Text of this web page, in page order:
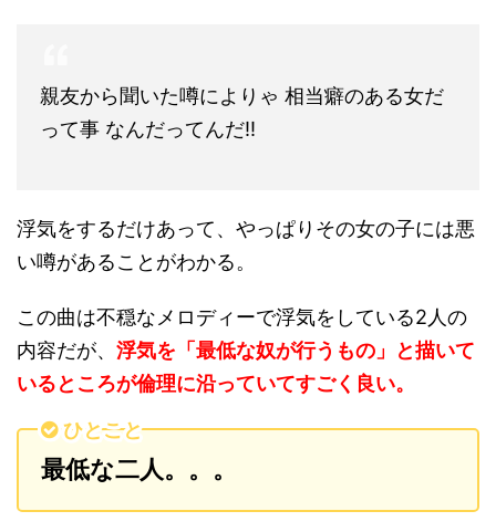
親友から聞いた噂によりゃ 相当癖のある女だ
って事 なんだってんだ!!
浮気をするだけあって、やっぱりその女の子には悪
い噂があることがわかる。
この曲は不穏なメロディーで浮気をしている2人の
内容だが、 浮気を「最低な奴が行うもの」と描いて
いるところが倫理に沿っていてすごく良い。
ひとこと
最低な二人。。。